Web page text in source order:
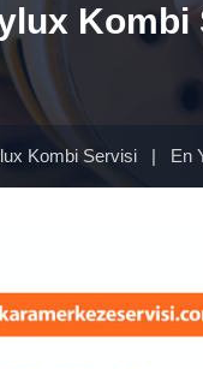
Kombi Servisi | En